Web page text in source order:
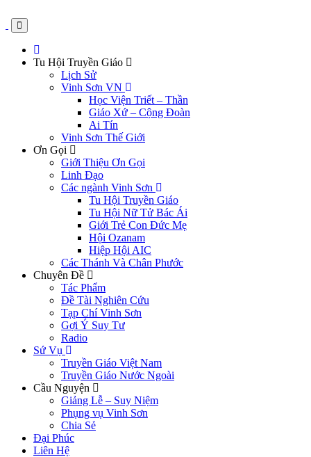
Tu Hội Truyền Giáo
Lịch Sử
Vinh Sơn VN
Học Viện Triết – Thần
Giáo Xứ – Cộng Đoàn
Ai Tín
Vinh Sơn Thế Giới
Ơn Gọi
Giới Thiệu Ơn Gọi
Linh Đạo
Các ngành Vinh Sơn
Tu Hội Truyền Giáo
Tu Hội Nữ Tử Bác Ái
Giới Trẻ Con Đức Mẹ
Hội Ozanam
Hiệp Hội AIC
Các Thánh Và Chân Phước
Chuyên Đề
Tác Phẩm
Đề Tài Nghiên Cứu
Tạp Chí Vinh Sơn
Gợi Ý Suy Tư
Radio
Sứ Vụ
Truyền Giáo Việt Nam
Truyền Giáo Nước Ngoài
Cầu Nguyện
Giảng Lễ – Suy Niệm
Phụng vụ Vinh Sơn
Chia Sẻ
Đại Phúc
Liên Hệ